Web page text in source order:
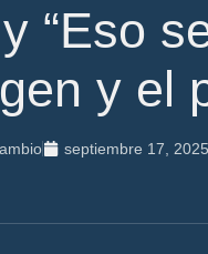
“Eso
y el
septiembre 17, 2025